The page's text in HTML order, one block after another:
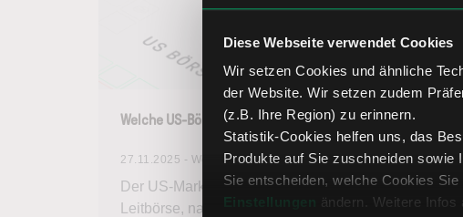
Diese Webseite verwendet Cookies
Wir setzen Cookies und ähnliche
der Website. Wir setzen zudem
(z.B. Ihre Region) zu erinnern.
Statistik-Cookies helfen uns, das
Produkte auf Sie zuschneiden sowie
Sie entscheiden, welche Cookies
Einstellungen
ändern. Weitere Infos
Welche US-Börsen gibt es?
27.11.2025 - Wendelin Probst
Der US-Markt gilt als sogenannte
Leitbörse, nach der sich die